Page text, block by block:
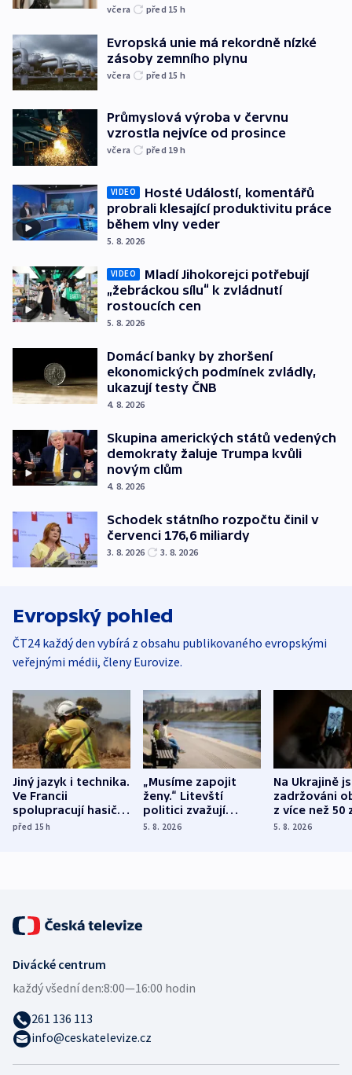
včera před 15 h
Evropská unie má rekordně nízké
zásoby zemního plynu
včera před 15 h
Průmyslová výroba v červnu
vzrostla nejvíce od prosince
včera před 19 h
VIDEO
Hosté Událostí, komentářů
probrali klesající produktivitu práce
během vlny veder
5. 8. 2026
VIDEO
Mladí Jihokorejci potřebují
„žebráckou sílu“ k zvládnutí
rostoucích cen
5. 8. 2026
Domácí banky by zhoršení
ekonomických podmínek zvládly,
ukazují testy ČNB
4. 8. 2026
Skupina amerických států vedených
demokraty žaluje Trumpa kvůli
novým clům
4. 8. 2026
Schodek státního rozpočtu činil v
červenci 176,6 miliardy
3. 8. 2026 3. 8. 2026
Evropský pohled
ČT24 každý den vybírá z obsahu publikovaného evropskými
veřejnými médii, členy Eurovize.
Jiný jazyk i technika.
Ve Francii
spolupracují hasiči z
různých zemí
před 15h
„Musíme zapojit
ženy.“ Litevští
politici zvažují
dohodu o
5. 8. 2026
Na Ukrajině
zadržováni
z více než 50
Bojovali na
5. 8. 2026
Divácké centrum
každý všední den:8:00—16:00 hodin
261 136 113
info@ceskatelevize.cz